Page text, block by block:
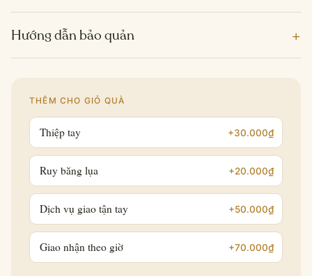
Hướng dẫn bảo quản +
THÊM CHO GIỎ QUÀ
Thiệp tay +30.000₫
Ruy băng lụa +20.000₫
Dịch vụ giao tận tay +50.000₫
Giao nhận theo giờ +70.000₫